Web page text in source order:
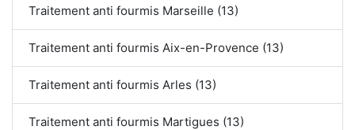
Traitement anti fourmis Marseille (13)
Traitement anti fourmis Aix-en-Provence (13)
Traitement anti fourmis Arles (13)
Traitement anti fourmis Martigues (13)